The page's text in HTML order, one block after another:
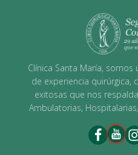
Clínica Santa María,
de experiencia quirúrgica,
exitosas que nos
Ambulatorias,